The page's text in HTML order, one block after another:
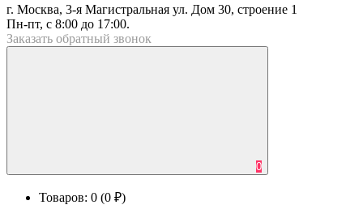
г. Москва, 3-я Магистральная ул. Дом 30, строение 1
Пн-пт, с 8:00 до 17:00.
Заказать обратный звонок
0
Товаров: 0 (0 ₽)